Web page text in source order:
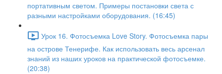
портативным светом. Примеры постановки света с
разными настройками оборудования. (16:45)
Урок 16. Фотосъемка Love Story. Фотосъемка пары
на острове Тенерифе. Как использовать весь арсенал
знаний из наших уроков на практической фотосъемке.
(20:38)